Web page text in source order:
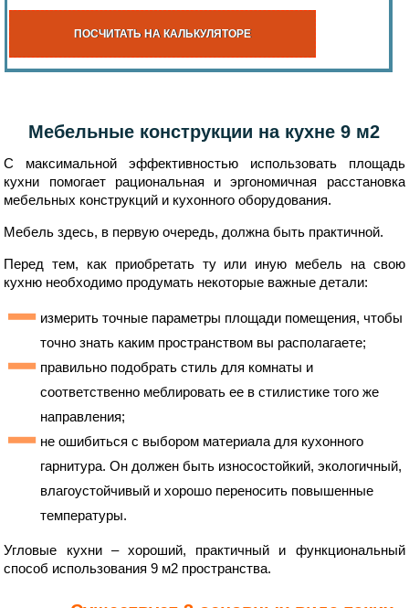
ПОСЧИТАТЬ НА КАЛЬКУЛЯТОРЕ
Мебельные конструкции на кухне 9 м2
С максимальной эффективностью использовать площадь
кухни помогает рациональная и эргономичная расстановка
мебельных конструкций и кухонного оборудования.
Мебель здесь, в первую очередь, должна быть практичной.
Перед тем, как приобретать ту или иную мебель на свою
кухню необходимо продумать некоторые важные детали:
измерить точные параметры площади помещения, чтобы
точно знать каким пространством вы располагаете;
правильно подобрать стиль для комнаты и
соответственно меблировать ее в стилистике того же
направления;
не ошибиться с выбором материала для кухонного
гарнитура. Он должен быть износостойкий, экологичный,
влагоустойчивый и хорошо переносить повышенные
температуры.
Угловые кухни – хороший, практичный и функциональный
способ использования 9 м2 пространства.